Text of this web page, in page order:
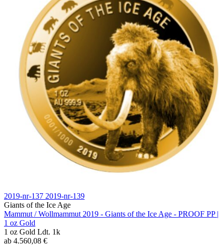
2019-nr-137 2019-nr-139
Giants of the Ice Age
Mammut / Wollmammut 2019 - Giants of the Ice Age - PROOF PP |
1 oz Gold
1 oz Gold Ldt. 1k
ab 4.560,08 €